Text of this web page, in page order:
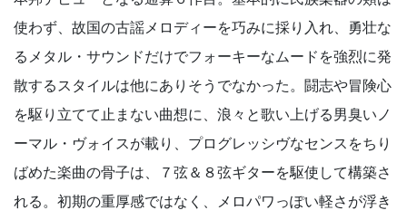
使わず、故国の古謡メロディーを巧みに採り入れ、勇壮な
るメタル・サウンドだけでフォーキーなムードを強烈に発
散するスタイルは他にありそうでなかった。闘志や冒険心
を駆り立てて止まない曲想に、浪々と歌い上げる男臭いノ
ーマル・ヴォイスが載り、プログレッシヴなセンスをちり
ばめた楽曲の骨子は、７弦＆８弦ギターを駆使して構築さ
れる。初期の重厚感ではなく、メロパワっぽい軽さが浮き